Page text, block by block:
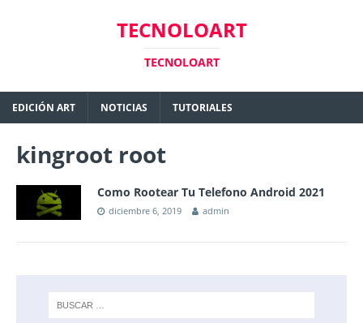
TECNOLOART
TECNOLOART
EDICIÓN ART NOTICIAS TUTORIALES
kingroot root
Como Rootear Tu Telefono Android 2021
diciembre 6, 2019 admin